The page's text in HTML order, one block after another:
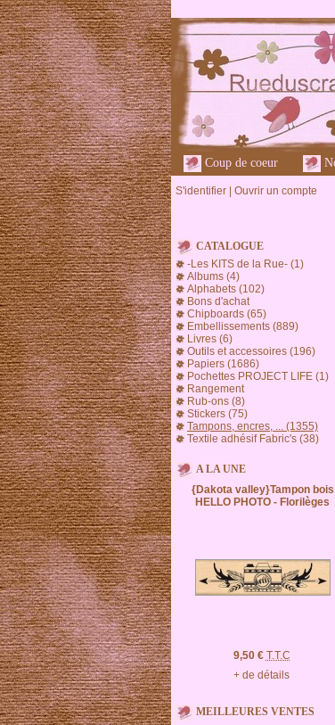
Coup de coeur
S'identifier
Ouvrir un compte
CATALOGUE
-Les KITS de la Rue- (1)
Albums (4)
Alphabets (102)
Bons d'achat
Chipboards (65)
Embellissements (889)
Livres (6)
Outils et accessoires (196)
Papiers (1686)
Pochettes PROJECT LIFE (1)
Rangement
Rub-ons (8)
Stickers (75)
Tampons, encres, ... (1355)
Textile adhésif Fabric's (38)
A LA UNE
{Dakota valley}Tampon bois
HELLO PHOTO - Florilèges
9,50 € T.T.C
+ de détails
MEILLEURES VENTES